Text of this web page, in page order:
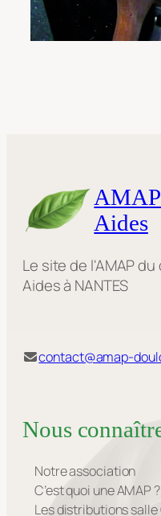
Aides
Le site de l'AMAP
Aides à NANTES
contact@amap-
Nous
Notre association
C’est quoi une AMAP ?
Les distributions salle